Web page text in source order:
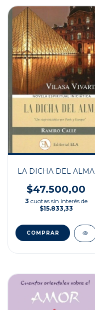
LA DICHA DEL ALMA
$47.500,00
3 cuotas sin interés de
$15.833,33